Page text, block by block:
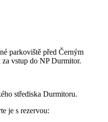
parkoviště před Černým
za vstup do NP Durmitor.
střediska Durmitoru.
je s rezervou: